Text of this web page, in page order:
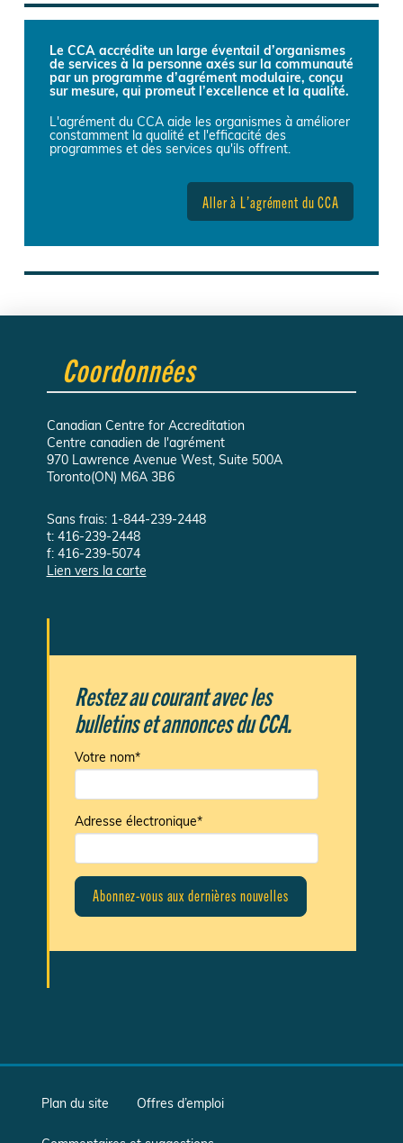
Le CCA accrédite un large éventail d’organismes
de services à la personne axés sur la communauté
par un programme d’agrément modulaire, conçu
sur mesure, qui promeut l’excellence et la qualité.
L'agrément du CCA aide les organismes à améliorer
constamment la qualité et l'efficacité des
programmes et des services qu'ils offrent.
Aller à L’agrément du CCA
Coordonnées
Canadian Centre for Accreditation
Centre canadien de l'agrément
970 Lawrence Avenue West, Suite 500A
Toronto(ON) M6A 3B6
Sans frais: 1-844-239-2448
t: 416-239-2448
f: 416-239-5074
Lien vers la carte
Restez au courant avec les
bulletins et annonces du CCA.
Votre nom*
Adresse électronique*
Plan du site Offres d’emploi